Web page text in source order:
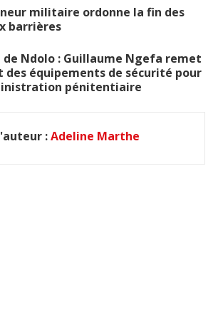
militaire ordonne la fin des
barrières
Ndolo : Guillaume Ngefa remet
des équipements de sécurité pour
pénitentiaire
:Adeline Marthe